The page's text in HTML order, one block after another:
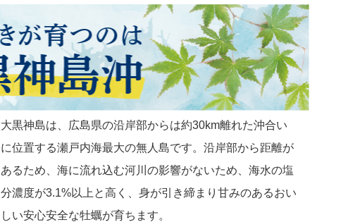
大黒神島は、広島県の沿岸部からは約30km離れた沖合い
に位置する瀬戸内海最大の無人島です。沿岸部から距離が
あるため、海に流れ込む河川の影響がないため、海水の塩
分濃度が3.1%以上と高く、身が引き締まり甘みのあるおい
しい安心安全な牡蠣が育ちます。